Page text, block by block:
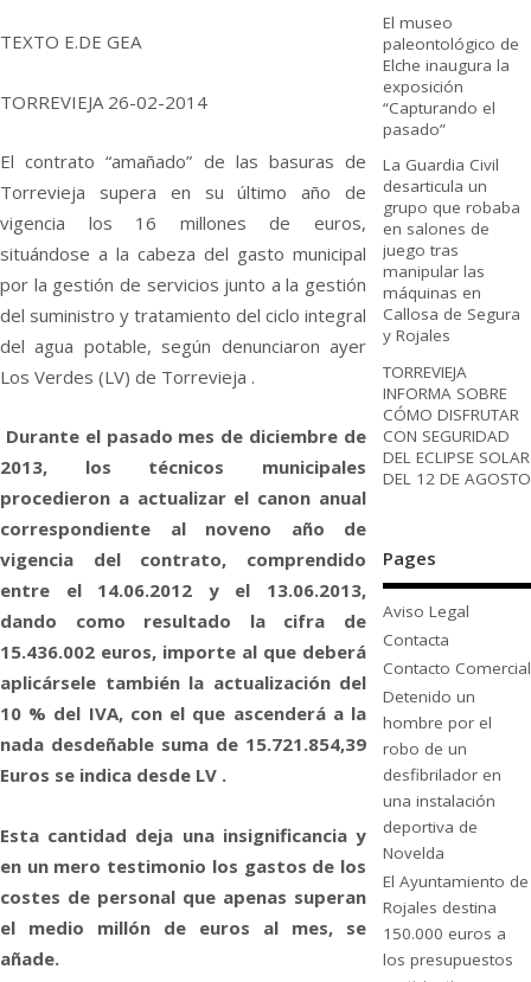
TEXTO E.DE GEA
TORREVIEJA 26-02-2014
El contrato “amañado” de las basuras de
Torrevieja supera en su último año de
vigencia los 16 millones de euros,
situándose a la cabeza del gasto municipal
por la gestión de servicios junto a la gestión
del suministro y tratamiento del ciclo integral
del agua potable, según denunciaron ayer
Los Verdes (LV) de Torrevieja .
Durante el pasado mes de diciembre de
2013, los técnicos municipales
procedieron a actualizar el canon anual
correspondiente al noveno año de
vigencia del contrato, comprendido
entre el 14.06.2012 y el 13.06.2013,
dando como resultado la cifra de
15.436.002 euros, importe al que deberá
aplicársele también la actualización del
10 % del IVA, con el que ascenderá a la
nada desdeñable suma de 15.721.854,39
Euros se indica desde LV .
Esta cantidad deja una insignificancia y
en un mero testimonio los gastos de los
costes de personal que apenas superan
el medio millón de euros al mes, se
añade.
El museo
paleontológico de
Elche inaugura la
exposición
“Capturando el
pasado”
La Guardia Civil
desarticula un
grupo que robaba
en salones de
juego tras
manipular las
máquinas en
Callosa de Segura
y Rojales
TORREVIEJA
INFORMA SOBRE
CÓMO DISFRUTAR
CON SEGURIDAD
DEL ECLIPSE SOLAR
DEL 12 DE AGOSTO
Pages
Aviso Legal
Contacta
Contacto Comercial
Detenido un
hombre por el
robo de un
desfibrilador en
una instalación
deportiva de
Novelda
El Ayuntamiento de
Rojales destina
150.000 euros a
los presupuestos